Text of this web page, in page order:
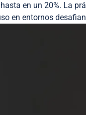
en un 20%. La
en entornos